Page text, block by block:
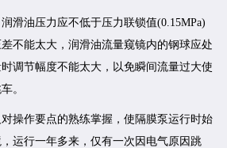
滑油压力应不低于压力联锁值(0.15MPa)
不能太大，润滑油流量窥镜内的钢球应处
调节幅度不能太大，以免瞬间流量过大使
。
操作要点的熟练掌握，使隔膜泵运行时始
运行一年多来，仅有一次因电气原因跳